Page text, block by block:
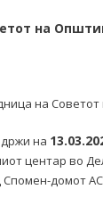
на
на
на
центар во
Спомен-домот